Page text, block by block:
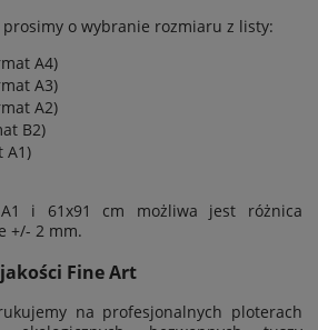
prosimy o wybranie rozmiaru z listy:
A4)
A3)
A2)
B2)
A1)
i 61x91 cm możliwa jest różnica
+/- 2 mm.
Fine Art
na profesjonalnych ploterach